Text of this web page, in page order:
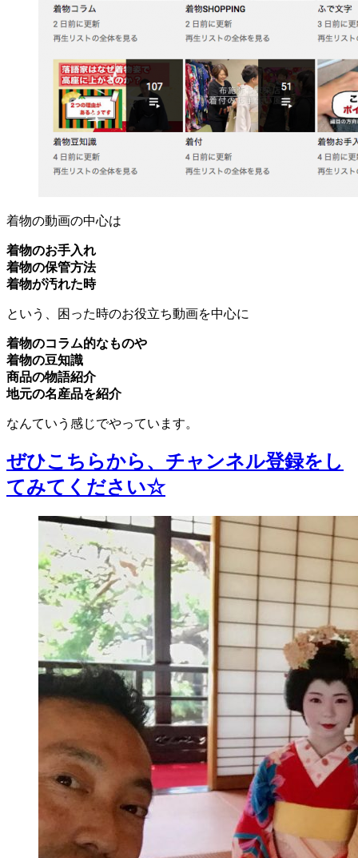
着物の動画の中心は
着物のお手入れ
着物の保管方法
着物が汚れた時
という、困った時のお役立ち動画を中心に
着物のコラム的なものや
着物の豆知識
商品の物語紹介
地元の名産品を紹介
なんていう感じでやっています。
ぜひこちらから、チャンネル登録をし
てみてください☆